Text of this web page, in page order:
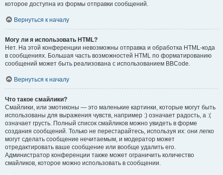
которое доступна из формы отправки сообщений.
Вернуться к началу
Могу ли я использовать HTML?
Нет. На этой конференции невозможны отправка и обработка HTML-кода
в сообщениях. Большая часть возможностей HTML по форматированию
сообщений может быть реализована с использованием BBCode.
Вернуться к началу
Что такое смайлики?
Смайлики, или эмотиконы — это маленькие картинки, которые могут быть
использованы для выражения чувств, например :) означает радость, а :(
означает грусть. Полный список смайликов можно увидеть в форме
создания сообщений. Только не перестарайтесь, используя их: они легко
могут сделать сообщение нечитаемым, и модератор может
отредактировать ваше сообщение или вообще удалить его.
Администратор конференции также может ограничить количество
смайликов, которое можно использовать в сообщении.